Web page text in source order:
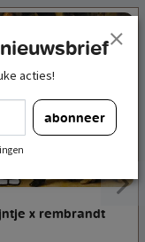
x rembrandt
acties!
abonneer